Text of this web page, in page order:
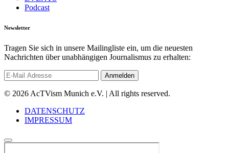
Podcast
Newsletter
Tragen Sie sich in unsere Mailingliste ein, um die neuesten
Nachrichten über unabhängigen Journalismus zu erhalten:
© 2026 AcTVism Munich e.V. | All rights reserved.
DATENSCHUTZ
IMPRESSUM